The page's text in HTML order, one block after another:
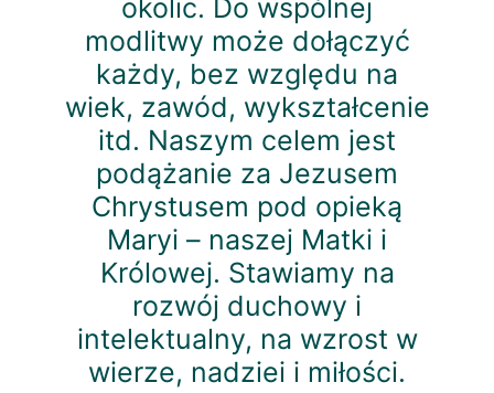
Śpiewnik do pobraniaokolic. Do wspólnej
modlitwy może dołączyć
każdy, bez względu na
wiek, zawód, wykształcenie
itd. Naszym celem jest
podążanie za Jezusem
Chrystusem pod opieką
Maryi – naszej Matki i
Królowej. Stawiamy na
rozwój duchowy i
intelektualny, na wzrost w
wierze, nadziei i miłości.